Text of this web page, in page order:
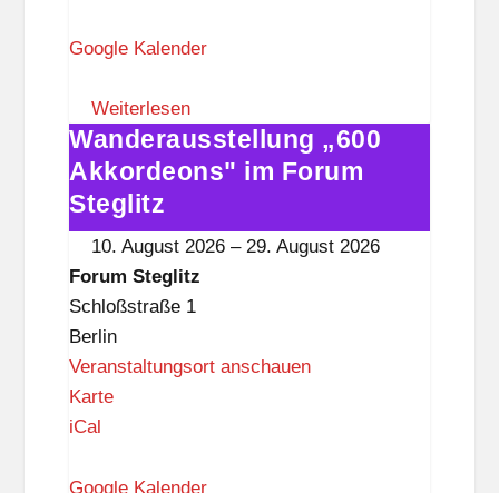
u
S
t
e
g
l
i
t
z
Google Kalender
Weiterlesen
Wanderausstellung
„600
Akkordeons"
im
Forum
Steglitz
Wanderausstellung „600
Akkordeons" im Forum
Steglitz
10. August 2026 –29. August 2026
Forum Steglitz
Schloßstraße 1
Berlin
Veranstaltungsort anschauen
KarteF
u
iCal
Google Kalender